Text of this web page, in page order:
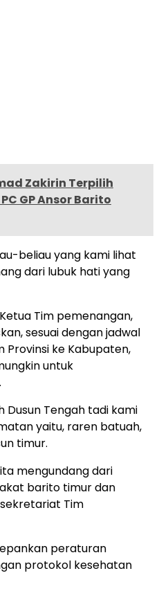
Zakirin Terpilih
GP Ansor Barito
beliau yang kami lihat
dari lubuk hati yang
Tim pemenangan,
sesuai dengan jadwal
Provinsi ke Kabupaten,
untuk
Dusun Tengah tadi kami
yaitu, raren batuah,
timur.
mengundang dari
barito timur dan
Tim
peraturan
protokol kesehatan